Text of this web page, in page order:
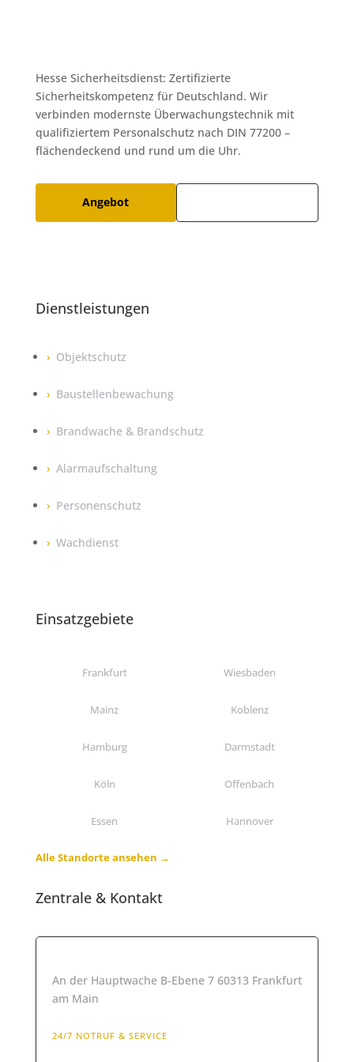
Hesse Sicherheitsdienst: Zertifizierte
Sicherheitskompetenz für Deutschland. Wir
verbinden modernste Überwachungstechnik mit
qualifiziertem Personalschutz nach DIN 77200 –
flächendeckend und rund um die Uhr.
Angebot
Dienstleistungen
Objektschutz
Baustellenbewachung
Brandwache & Brandschutz
Alarmaufschaltung
Personenschutz
Wachdienst
Einsatzgebiete
Frankfurt Wiesbaden
Mainz Koblenz
Hamburg Darmstadt
Köln Offenbach
Essen Hannover
Alle Standorte ansehen →
Zentrale & Kontakt
An der Hauptwache B-Ebene 7 60313 Frankfurt
am Main
24/7 NOTRUF & SERVICE